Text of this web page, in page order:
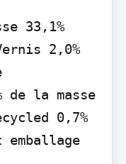
33,1%
2,0%
de la masse
0,7%